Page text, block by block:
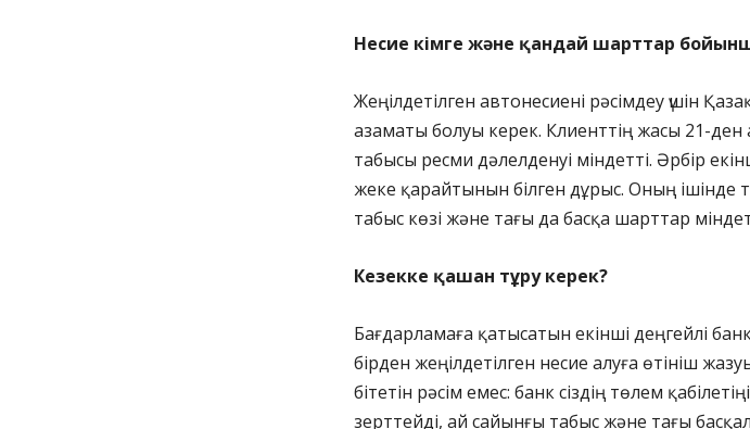
Несие кімге және қандай шарттар
Жеңілдетілген автонесиені рәсімдеу үшін
азаматы болуы керек. Клиенттің жасы 21-
табысы ресми дәлелденуі міндетті. Әрбір
жеке қарайтынын білген дұрыс. Оның
табыс көзі және тағы да басқа шарттар
Кезекке қашан тұру керек?
Бағдарламаға қатысатын екінші деңгейлі
бірден жеңілдетілген несие алуға өтініш
бітетін рәсім емес: банк сіздің төлем
зерттейді, ай сайынғы табыс және тағы